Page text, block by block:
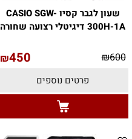
שעון לגבר קסיו CASIO SGW-
300H-1A דיגיטלי רצועה שחורה
₪600
₪450
פרטים נוספים